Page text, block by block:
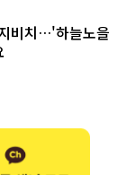
비치…'하늘노을